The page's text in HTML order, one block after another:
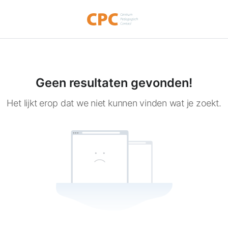
Geen resultaten gevonden!
Het lijkt erop dat we niet kunnen vinden wat je zoekt.